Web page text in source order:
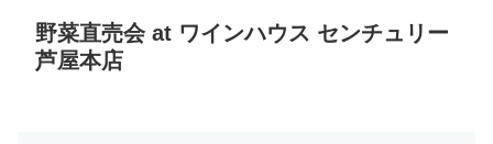
野菜直売会 at ワインハウス センチュリー
芦屋本店